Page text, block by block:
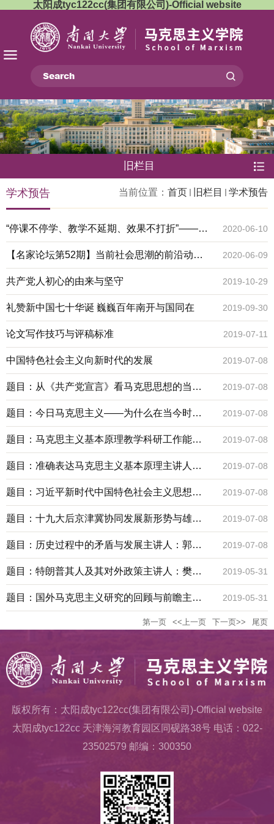
太阳成tyc122cc(集团有限公司)-Official website
旧栏目
当前位置： 首页 旧栏目 学术预告
学术预告
“停课不停学、教学不延期、效果不打折”——疫
情期间高校思想政治理论课教学经验交流会
2020-06-10
【名家论坛第52期】当前社会思潮的前沿动态
及其批判：以新自由主义和民粹主义为例
2020-06-09
共产党人初心的由来与坚守 2019-10-29
礼赞新中国七十华诞 巍巍百年南开与国同在 2019-09-30
论文写作技巧与评稿标准 2019-07-11
中国特色社会主义向新时代的发展 2019-07-08
题目：从《共产党宣言》看马克思思想的当代
意义主讲人：张新地点：206
2019-07-08
题目：今日马克思主义——为什么在当今时代
我们需要学习马克思主义？主讲人：王新生地
点：208
2019-07-08
题目：马克思主义基本原理教学科研工作能力
训练营第一期名家讲座主讲人：寇清杰地点：
208教室
2019-07-08
题目：准确表达马克思主义基本原理主讲人：
余斌地点：208教室
2019-07-08
题目：习近平新时代中国特色社会主义思想的
科学内涵与理论意蕴主讲人：王钰鑫地点：208
教室
2019-07-08
题目：十九大后京津冀协同发展新形势与雄安
新区重大战略选择主讲人：张贵地点：208教室
2019-07-08
题目：历史过程中的矛盾与发展主讲人：郭湛
地点：208教室
2019-07-08
题目：特朗普其人及其对外政策主讲人：樊高
月 教授地点：208教室
2019-05-31
题目：国外马克思主义研究的回顾与前瞻主讲 2019-05-31
第一页 <<上一页 下一页>> 尾页
版权所有：太阳成tyc122cc(集团有限公司)-Official website
太阳成tyc122cc 天津海河教育园区同砚路38号 电话：022-
23502579 邮编：300350